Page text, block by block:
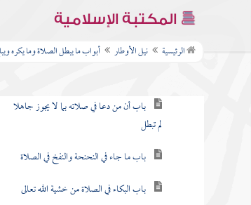
المكتبة الإسلامية
الرئيسية نيل الأوطار أبواب ما يبطل الصلاة وما يكره
أبواب صفة الصلاة
أبواب ما يبطل الصلاة وما يكره ويباح فيها
باب أن من دعا في صلاته بما لا يجوز جاهلا
لم تبطل
باب ما جاء في النحنحة والنفخ في الصلاة
باب البكاء في الصلاة من خشية الله تعالى